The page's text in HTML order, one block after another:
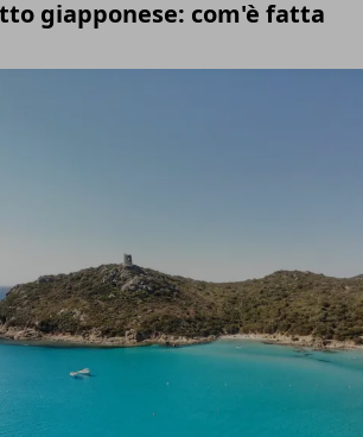
giapponese: com'è fatta